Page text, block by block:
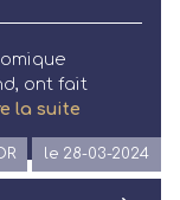
ont fait
la suite
le 28-03-2024